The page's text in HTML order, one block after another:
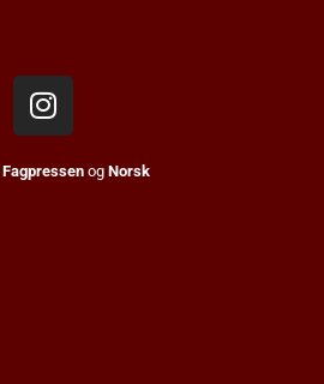
Fagpressenog Norsk